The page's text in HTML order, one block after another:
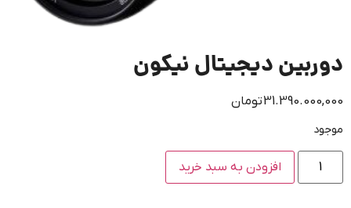
دوربین دیجیتال نیکون
31.390.000,000تومان
موجود
افزودن به سبد خرید